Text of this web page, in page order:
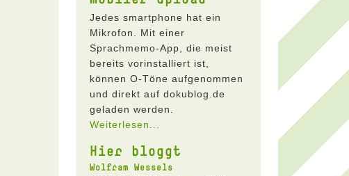
Jedes smartphone hat ein
Mikrofon. Mit einer
Sprachmemo-App, die meist
bereits vorinstalliert ist,
können O-Töne aufgenommen
und direkt auf dokublog.de
geladen werden.
Weiterlesen...
Hier bloggt
Wolfram Wessels